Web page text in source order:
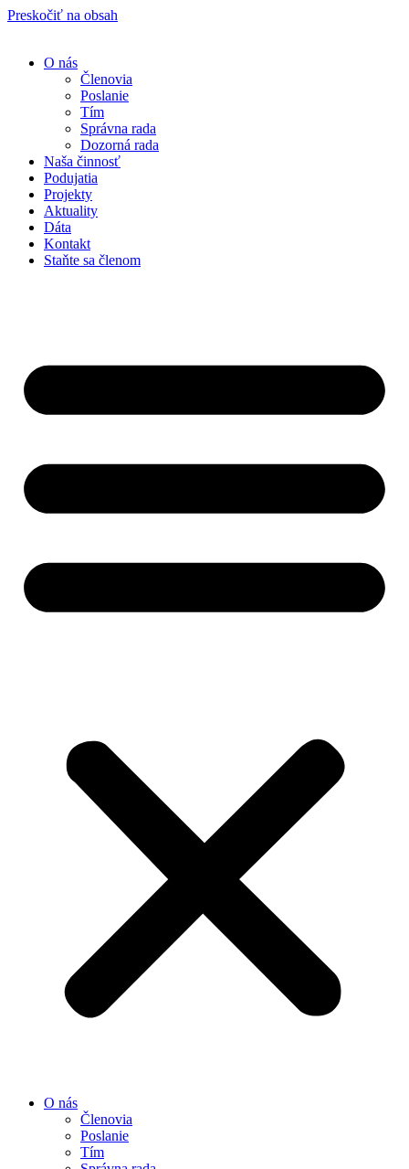
Preskočiť na obsah
O nás
Členovia
Poslanie
Tím
Správna rada
Dozorná rada
Naša činnosť
Podujatia
Projekty
Aktuality
Dáta
Kontakt
Staňte sa členom
O nás
Členovia
Poslanie
Tím